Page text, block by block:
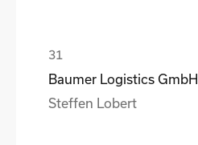
Baumer Logistics GmbH
Steffen Lobert